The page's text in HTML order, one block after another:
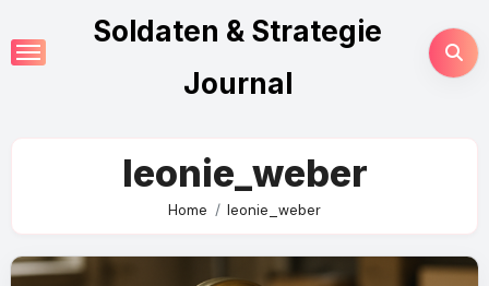
to
Soldaten & Strategie
Journal
leonie_weber
Home leonie_weber